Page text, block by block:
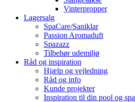
Vinterpropper
Lagersalg
SpaCare/Saniklar
Passion Aromaduft
Spazazz
Tilbehør udemiljø
Råd og inspiration
Hjælp og vejledning
Råd og info
Kunde projekter
Inspiration til din pool og spa